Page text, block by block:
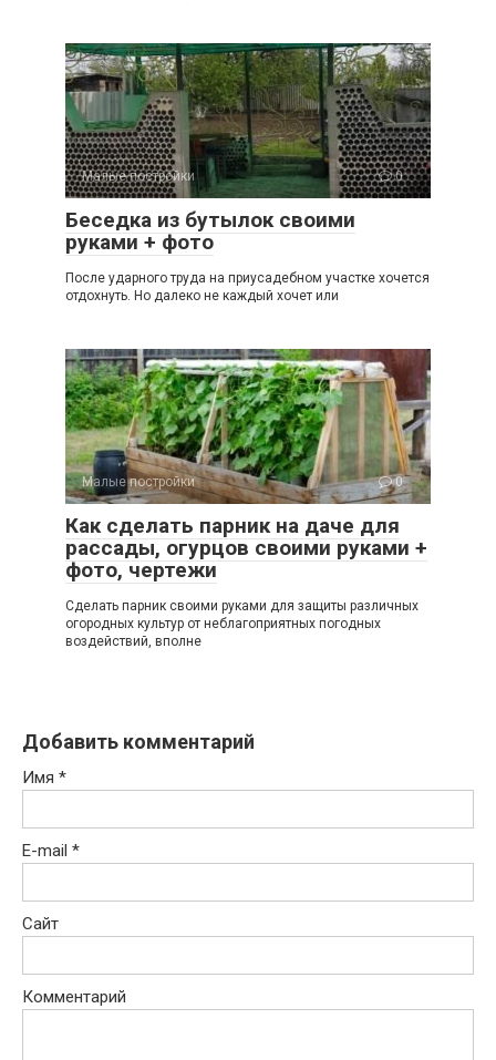
Малые постройки 0
Беседка из бутылок своими
руками + фото
После ударного труда на приусадебном участке хочется
отдохнуть. Но далеко не каждый хочет или
Малые постройки 0
Как сделать парник на даче для
рассады, огурцов своими руками +
фото, чертежи
Сделать парник своими руками для защиты различных
огородных культур от неблагоприятных погодных
воздействий, вполне
Добавить комментарий
Имя *
E-mail *
Сайт
Комментарий